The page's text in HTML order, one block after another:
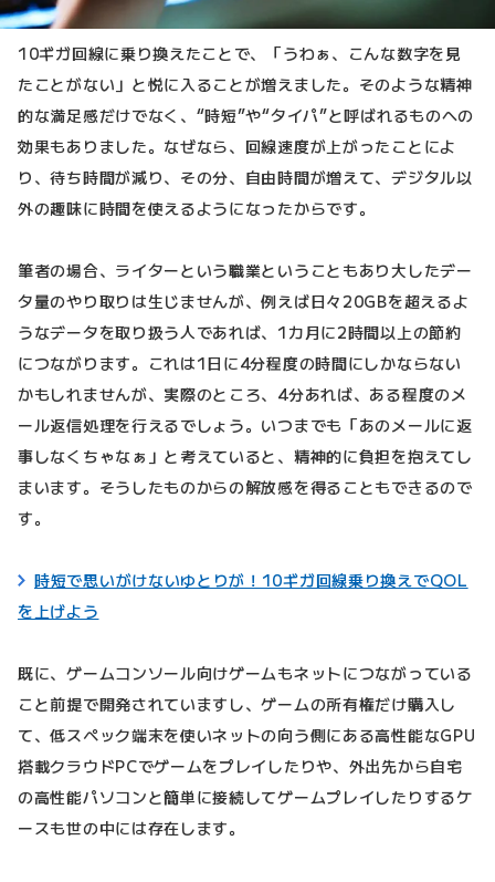
10ギガ回線に乗り換えたことで、「うわぁ、こんな数字を見
たことがない」と悦に入ることが増えました。そのような精神
的な満足感だけでなく、“時短”や“タイパ”と呼ばれるものへの
効果もありました。なぜなら、回線速度が上がったことによ
り、待ち時間が減り、その分、自由時間が増えて、デジタル以
外の趣味に時間を使えるようになったからです。
筆者の場合、ライターという職業ということもあり大したデー
タ量のやり取りは生じませんが、例えば日々20GBを超えるよ
うなデータを取り扱う人であれば、1カ月に2時間以上の節約
につながります。これは1日に4分程度の時間にしかならない
かもしれませんが、実際のところ、4分あれば、ある程度のメ
ール返信処理を行えるでしょう。いつまでも「あのメールに返
事しなくちゃなぁ」と考えていると、精神的に負担を抱えてし
まいます。そうしたものからの解放感を得ることもできるので
す。
時短で思いがけないゆとりが！10ギガ回線乗り換えでQOL
を上げよう
既に、ゲームコンソール向けゲームもネットにつながっている
こと前提で開発されていますし、ゲームの所有権だけ購入し
て、低スペック端末を使いネットの向う側にある高性能なGPU
搭載クラウドPCでゲームをプレイしたりや、外出先から自宅
の高性能パソコンと簡単に接続してゲームプレイしたりするケ
ースも世の中には存在します。